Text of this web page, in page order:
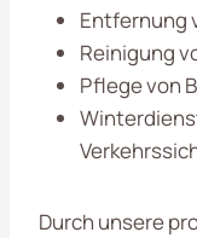
Entfernung
Reinigung
Pflege von
Durch unsere